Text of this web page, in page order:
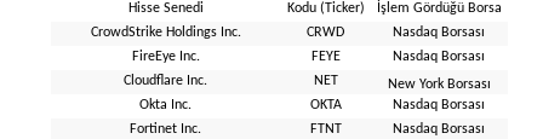
Hisse Senedi Kodu (Ticker)
İşlem Gördüğü Borsa
CrowdStrike Holdings Inc.
CRWD
Nasdaq Borsası
FireEye Inc.
FEYE
Nasdaq Borsası
Cloudflare Inc.
NET
New York Borsası
Okta Inc.
OKTA
Nasdaq Borsası
Fortinet Inc.
FTNT
Nasdaq Borsası